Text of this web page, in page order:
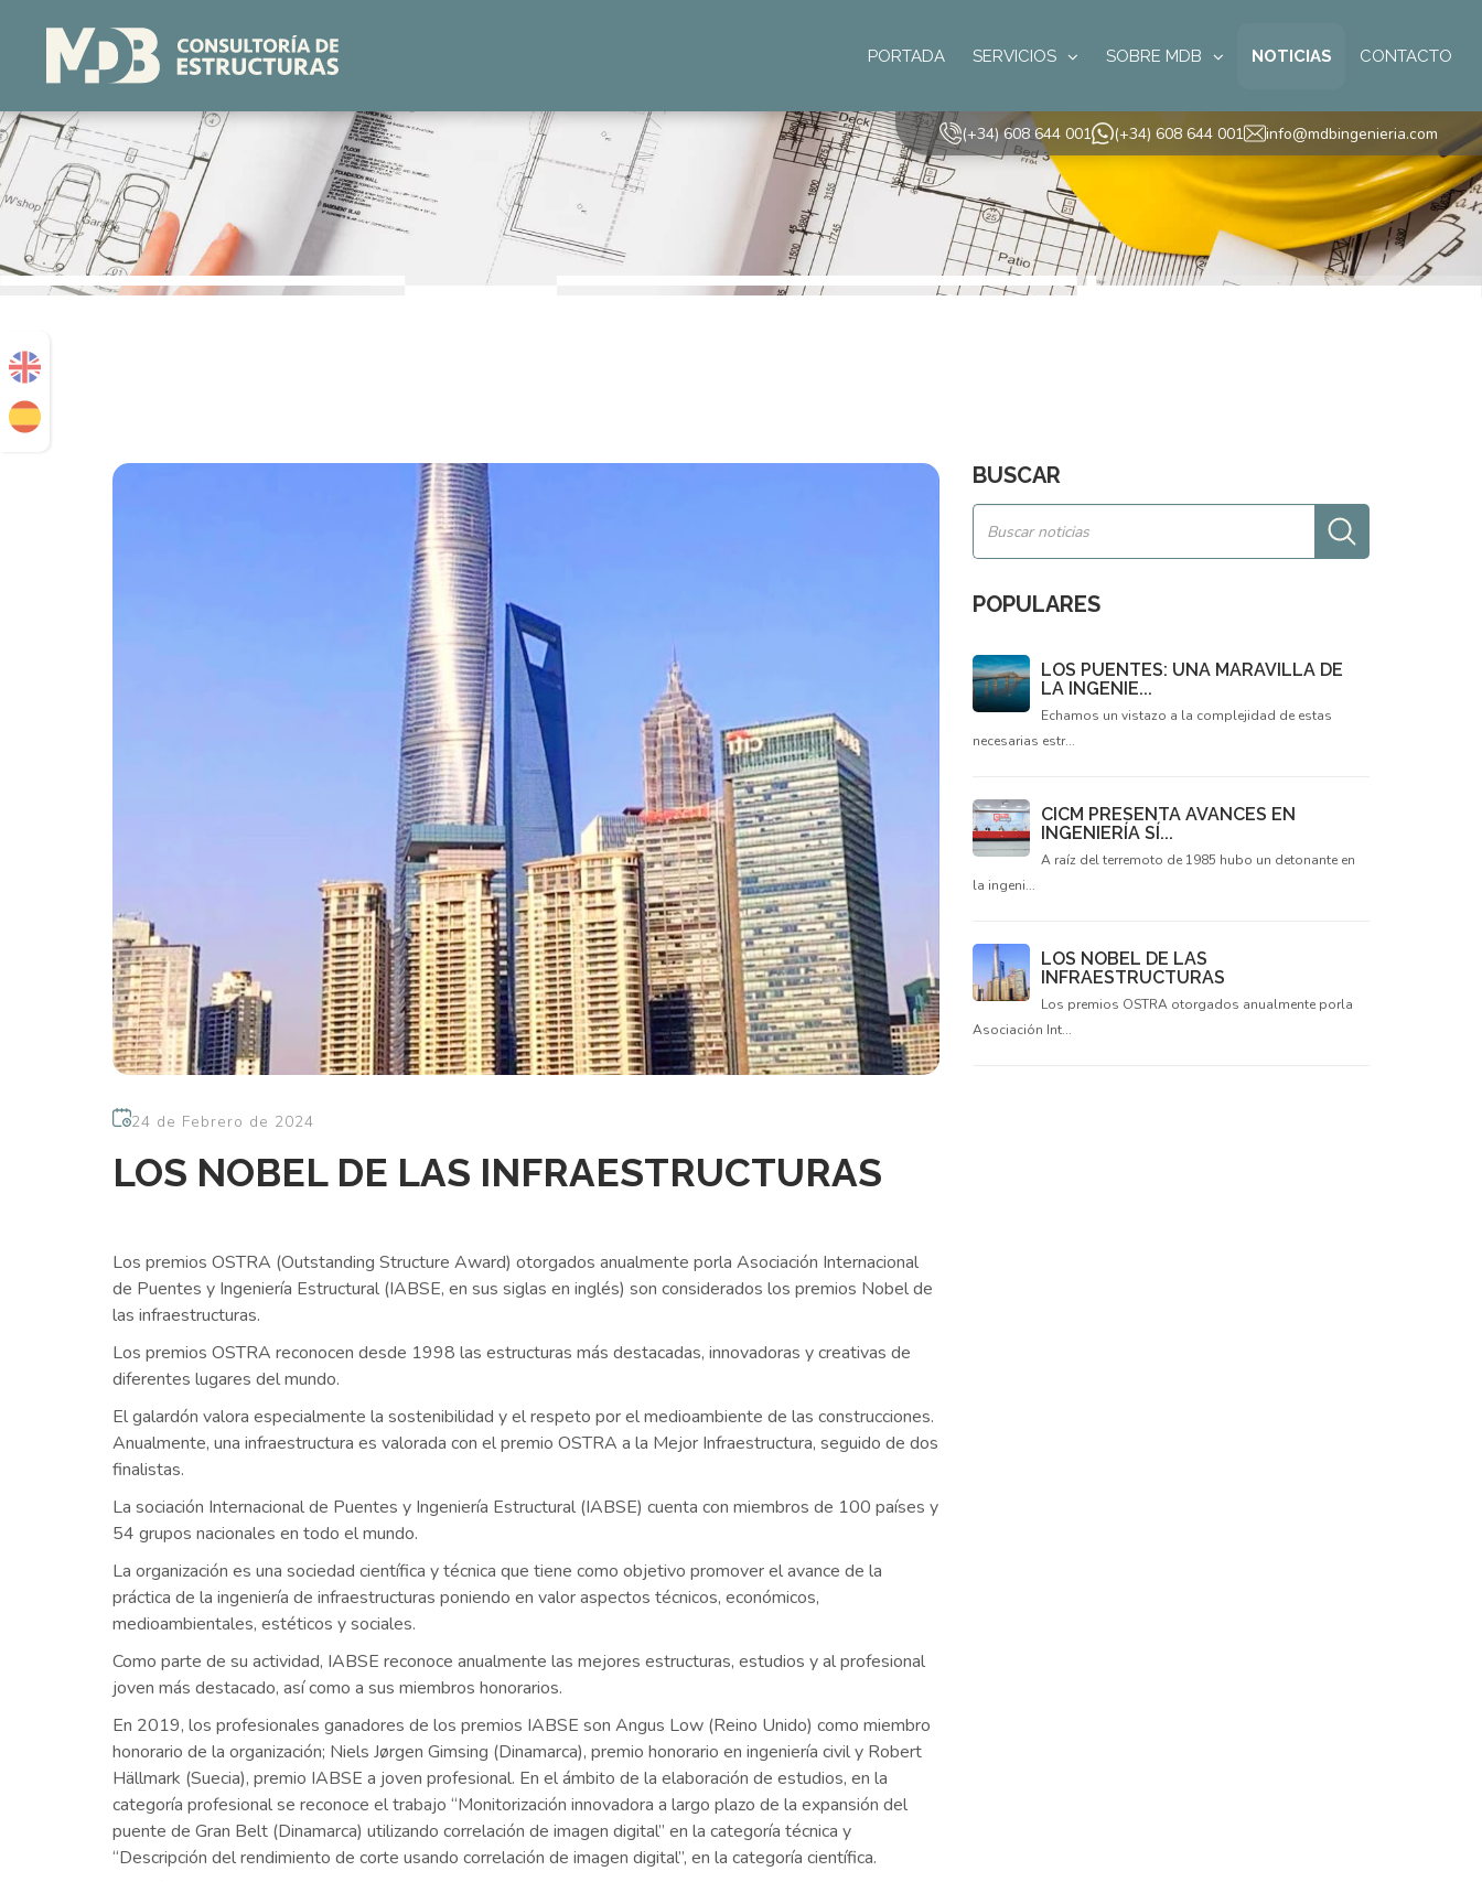
PORTADA SERVICIOS SOBRE MDB NOTICIAS CONTACTO
(+34) 608 644 001 (+34) 608 644 001 info@mdbingenieria.com
24 de Febrero de 2024
LOS NOBEL DE LAS INFRAESTRUCTURAS
Los premios OSTRA (Outstanding Structure Award) otorgados anualmente porla Asociación Internacional
de Puentes y Ingeniería Estructural (IABSE, en sus siglas en inglés) son considerados los premios Nobel de
las infraestructuras.
Los premios OSTRA reconocen desde 1998 las estructuras más destacadas, innovadoras y creativas de
diferentes lugares del mundo.
El galardón valora especialmente la sostenibilidad y el respeto por el medioambiente de las construcciones.
Anualmente, una infraestructura es valorada con el premio OSTRA a la Mejor Infraestructura, seguido de dos
finalistas.
La sociación Internacional de Puentes y Ingeniería Estructural (IABSE) cuenta con miembros de 100 países y
54 grupos nacionales en todo el mundo.
La organización es una sociedad científica y técnica que tiene como objetivo promover el avance de la
práctica de la ingeniería de infraestructuras poniendo en valor aspectos técnicos, económicos,
medioambientales, estéticos y sociales.
Como parte de su actividad, IABSE reconoce anualmente las mejores estructuras, estudios y al profesional
joven más destacado, así como a sus miembros honorarios.
En 2019, los profesionales ganadores de los premios IABSE son Angus Low (Reino Unido) como miembro
honorario de la organización; Niels Jørgen Gimsing (Dinamarca), premio honorario en ingeniería civil y Robert
Hällmark (Suecia), premio IABSE a joven profesional. En el ámbito de la elaboración de estudios, en la
categoría profesional se reconoce el trabajo “Monitorización innovadora a largo plazo de la expansión del
puente de Gran Belt (Dinamarca) utilizando correlación de imagen digital” en la categoría técnica y
“Descripción del rendimiento de corte usando correlación de imagen digital”, en la categoría científica.
BUSCAR
POPULARES
LOS PUENTES: UNA MARAVILLA DE
LA INGENIE...
Echamos un vistazo a la complejidad de estas
necesarias estr...
CICM PRESENTA AVANCES EN
INGENIERÍA SÍ...
A raíz del terremoto de 1985 hubo un detonante en
la ingeni...
LOS NOBEL DE LAS
INFRAESTRUCTURAS
Los premios OSTRA otorgados anualmente porla
Asociación Int...